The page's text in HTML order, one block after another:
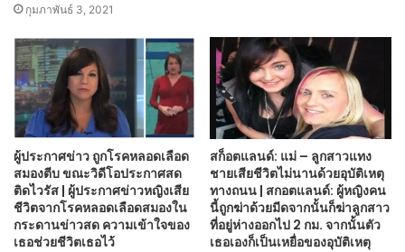
กุมภาพันธ์ 3, 2021
ผู้ประกาศข่าว ถูกโรคหลอดเลือด
สมองตีบ ขณะวิดีโอประกาศสด
ติดไวรัส | ผู้ประกาศข่าวหญิงเสีย
ชีวิตจากโรคหลอดเลือดสมองใน
กระดานข่าวสด ความเข้าใจของ
เธอช่วยชีวิตเธอไว้
สก็อตแลนด์: แม่ – ลูกสาวแทง
ชายเสียชีวิตไม่นานด้วยอุบัติเหตุ
ทางถนน | สกอตแลนด์: ผู้หญิงคน
นี้ถูกฆ่าด้วยมีดจากนั้นก็ฆ่าลูกสาว
ที่อยู่ห่างออกไป 2 กม. จากนั้นตัว
เธอเองก็เป็นเหยื่อของอุบัติเหตุ